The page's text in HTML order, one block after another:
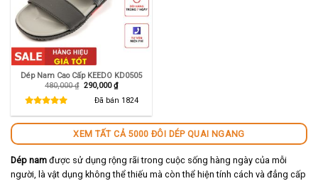
Dép Nam Cao Cấp KEEDO KD0505
480,000₫ Giá
290,000₫Giá
hiện
tại
Đã bán 1824
XEM TẤT CẢ 5000 ĐÔI DÉP QUAI NGANG
Dép nam được sử dụng rộng rãi trong cuộc sống hàng ngày của mỗi
người, là vật dụng không thể thiếu mà còn thể hiện tính cách và đẳng cấp